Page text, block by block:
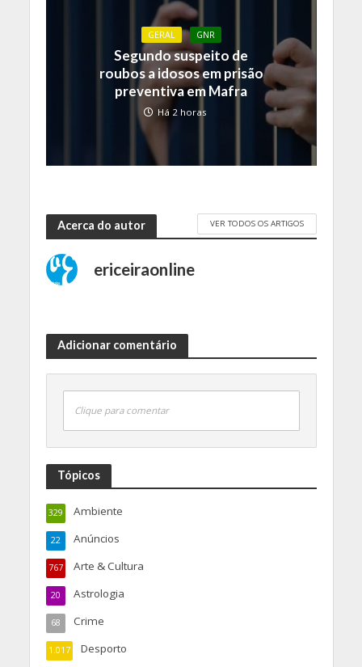
GERAL GNR
Segundo suspeito de
roubos a idosos em prisão
preventiva em Mafra
Há 2 horas
Acerca do autor VER TODOS OS ARTIGOS
ericeiraonline
Adicionar comentário
Clique para comentar
Tópicos
Ambiente
329
Anúncios
22
Arte & Cultura
767
Astrologia
20
Crime
68
Desporto
1.017